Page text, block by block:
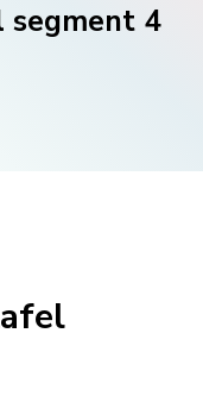
segment 4